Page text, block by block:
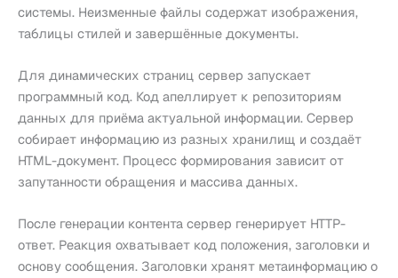
системы. Неизменные файлы содержат изображения,
таблицы стилей и завершённые документы.
Для динамических страниц сервер запускает
программный код. Код апеллирует к репозиториям
данных для приёма актуальной информации. Сервер
собирает информацию из разных хранилищ и создаёт
HTML-документ. Процесс формирования зависит от
запутанности обращения и массива данных.
После генерации контента сервер генерирует HTTP-
ответ. Реакция охватывает код положения, заголовки и
основу сообщения. Заголовки хранят метаинформацию о